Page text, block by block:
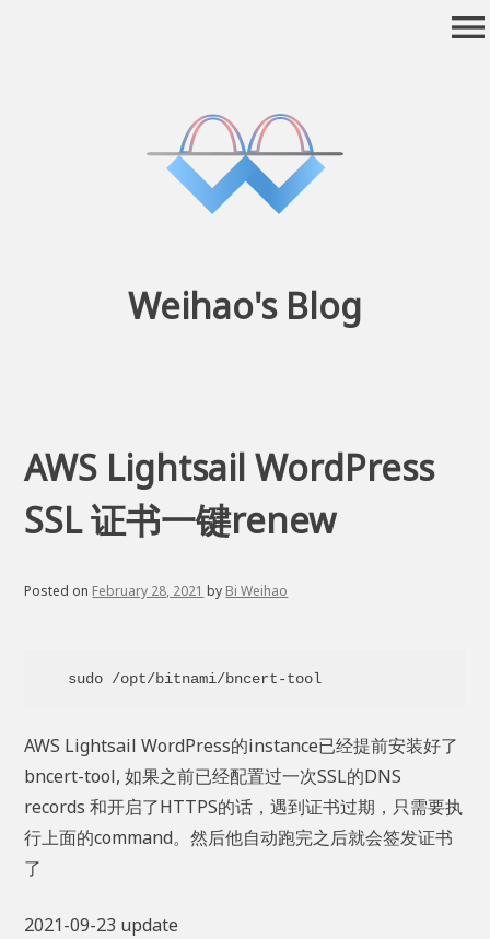
Weihao's Blog
menu
AWS Lightsail WordPress
SSL 证书一键renew
Posted on February 28, 2021 by Bi Weihao
sudo /opt/bitnami/bncert-tool
AWS Lightsail WordPress的instance已经提前安装好了
bncert-tool, 如果之前已经配置过一次SSL的DNS
records 和开启了HTTPS的话，遇到证书过期，只需要执
行上面的command。然后他自动跑完之后就会签发证书
了
2021-09-23 update